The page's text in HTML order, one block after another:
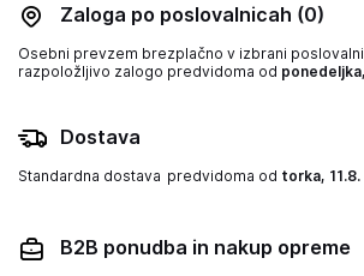
Zaloga po poslovalnicah (0)
Osebni prevzem brezplačno v izbrani
razpoložljivo zalogo predvidoma od
Dostava
Standardna dostava predvidoma od torka, 11.8.
B2B ponudba in nakup opreme